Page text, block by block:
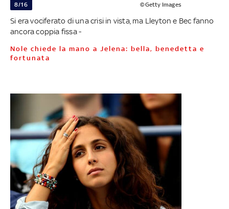
8/16 ©Getty Images
Si era vociferato di una crisi in vista, ma Lleyton e Bec fanno
ancora coppia fissa -
Nole chiede la mano a Jelena: bella, benedetta e
fortunata